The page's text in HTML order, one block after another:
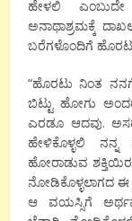
ಹೇಳಲಿ
ಅನಾಥಾಶ್ರಮಕ್ಕೆ
ಬರೆಗಳೊಂದಿಗೆ
“ಹೊರಟು ನಿಂತ ನನಗೆ
ಬಿಟ್ಟು ಹೋಗು
ಎರಡೂ ಆದವು.
ಹೇಳಿಕೊಳ್ಳಲಿ ನನ್ನ
ಹೋರಾಡುವ
ನೋಡಿಕೊಳ್ಳಲಾಗದ ಈ
ಆ ವಯಸ್ಸಿಗೆ